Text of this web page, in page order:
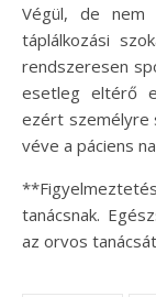
Végül, de nem
táplálkozási
rendszeresen
esetleg eltérő
ezért személyre
véve a páciens
tanácsnak.
az orvos